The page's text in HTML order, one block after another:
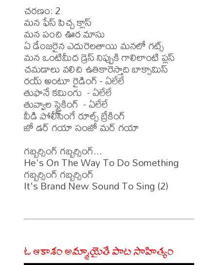
చరణం: 2
మన ఫేస్ పిచ్చ క్లాస్
మన పంచి ఊర మాసు
ఏ డేంజరైన ఎదురెలతాయి మనలో గట్స్
మన ఒంటిమీద డ్రెస్ నిప్పుకి గాలిలాంటి ప్లస్
చమడాలు వలిచి ఉతికారెస్తాది బాక్సామిస్
రయ్ అంటూ రైడింగ్ - ఏలేలే
తుఫానే కమింగు  - ఏలేలే
తువ్వాల స్ట్రైకింగ్  - ఏలేలే
వీడి పోలీసింగే రూల్స్ బ్రేకింగ్
జో డర్ గయా సంజో మర్ గయా
గబ్బర్సింగ్ గబ్బర్సింగ్...
He's On The Way To Do Something
గబ్బర్సింగ్ గబ్బర్సింగ్
It's Brand New Sound To Sing (2)
ఓ ఆకాశం అమ్మాయైతే పాట సాహిత్యం